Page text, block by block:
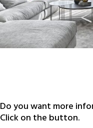
Do you want more
Click on the button.